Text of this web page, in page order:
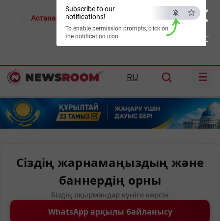
×
ESC
Subscribe to our
notifications!
To enable permission prompts, click on
the notification icon
Астана: 28°C Алматы: Шымкент:37°C
RU ☰
Сіздің жарнамаңыздың және
баннердің орны
Біздің оқырмандар күніге көрсін
WhatsApp арқылы байланысу